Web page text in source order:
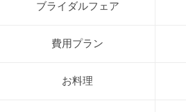
ブライダルフェア
費用プラン
お料理